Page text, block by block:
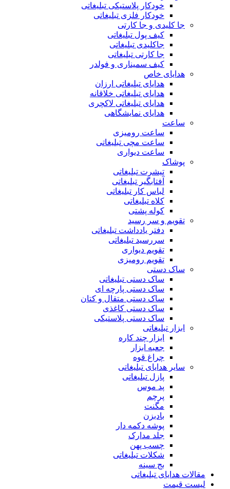
خودکار پلاستیکی تبلیغاتی
خودکار فلزی تبلیغاتی
جا کلیدی و جا کارتی
کیف پول تبلیغاتی
جاکلیدی تبلیغاتی
جا کارتی تبلیغاتی
کیف سمیناری و فولدر
هدایای خاص
هدایای تبلیغاتی ارزان
هدایای تبلیغاتی خلاقانه
هدایای تبلیغاتی لاکچری
هدایای نمایشگاهی
ساعت
ساعت رومیزی
ساعت مچی تبلیغاتی
ساعت دیواری
پوشاک
تیشرت تبلیغاتی
آفتابگیر تبلیغاتی
لباس کار تبلیغاتی
کلاه تبلیغاتی
کوله پشتی
تقویم و سر رسید
دفتر یادداشت تبلیغاتی
سررسید تبلیغاتی
تقویم دیواری
تقویم رومیزی
ساک دستی
ساک دستی تبلیغاتی
ساک دستی پارچه ای
ساک دستی متقال و کتان
ساک دستی کاغذی
ساک دستی پلاستیکی
ابزار تبلیغاتی
ابزار چند کاره
جعبه ابزار
چراغ قوه
سایر هدایای تبلیغاتی
پازل تبلیغاتی
پد موس
پرچم
مگنت
بادبزن
پوشه دکمه دار
جلد مدارک
چسب پهن
شکلات تبلیغاتی
بج سینه
مقالات هدایای تبلیغاتی
لیست قیمت